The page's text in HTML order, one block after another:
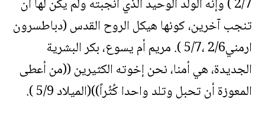
2/7 ) وإنه الولد الوحيد الذي أنجبته ولم يكن لها أن
تنجب آخرين، كونها هيكل الروح القدس (دباطسرون
ارمني2/6 ،5/7 ). مريم أم يسوع، بكر البشرية
الجديدة، هي أمنا، نحن إخوته الكثيرين ((من أعطى
المعوزة أن تحبل وتلد واحدا كُثُراً))(الميلاد 5/9 ).